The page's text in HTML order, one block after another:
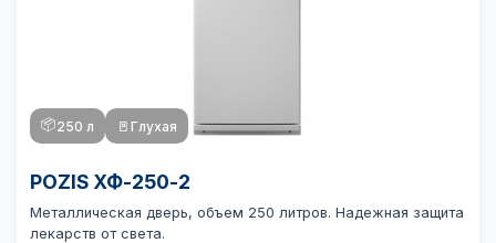
📦250 л 🚪 Глухая
POZIS ХФ-250-2
Металлическая дверь, объем 250 литров. Надежная защита
лекарств от света.